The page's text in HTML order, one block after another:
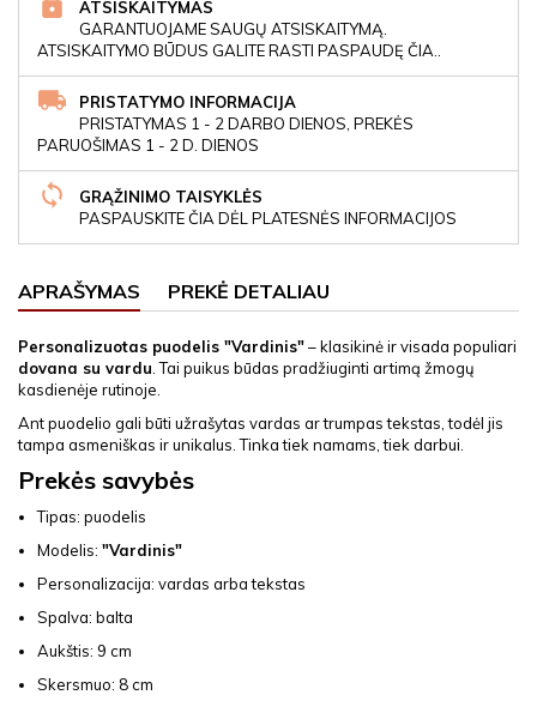
ATSISKAITYMAS
GARANTUOJAME SAUGŲ ATSISKAITYMĄ.
ATSISKAITYMO BŪDUS GALITE RASTI PASPAUDĘ ČIA..
PRISTATYMO INFORMACIJA
PRISTATYMAS 1 - 2 DARBO DIENOS, PREKĖS
PARUOŠIMAS 1 - 2 D. DIENOS
GRĄŽINIMO TAISYKLĖS
PASPAUSKITE ČIA DĖL PLATESNĖS INFORMACIJOS
APRAŠYMAS PREKĖ DETALIAU
Personalizuotas puodelis "Vardinis"– klasikinė ir visada populiari
dovana su vardu. Tai puikus būdas pradžiuginti artimą žmogų
kasdienėje rutinoje.
Ant puodelio gali būti užrašytas vardas ar trumpas tekstas, todėl jis
tampa asmeniškas ir unikalus. Tinka tiek namams, tiek darbui.
Prekės savybės
Tipas: puodelis
Modelis: "Vardinis"
Personalizacija: vardas arba tekstas
Spalva: balta
Aukštis: 9 cm
Skersmuo: 8 cm